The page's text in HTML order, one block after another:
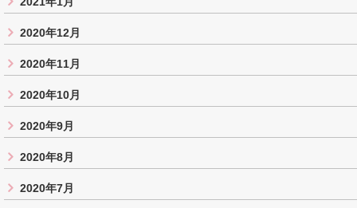
2020年12月
2020年11月
2020年10月
2020年9月
2020年8月
2020年7月